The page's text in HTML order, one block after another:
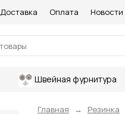
Доставка Оплата Новости
Швейная фурнитура
Главная Резинка